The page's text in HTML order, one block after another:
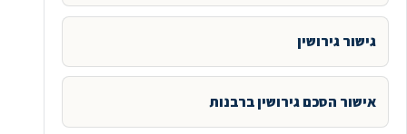
גישור גירושין
אישור הסכם גירושין ברבנות